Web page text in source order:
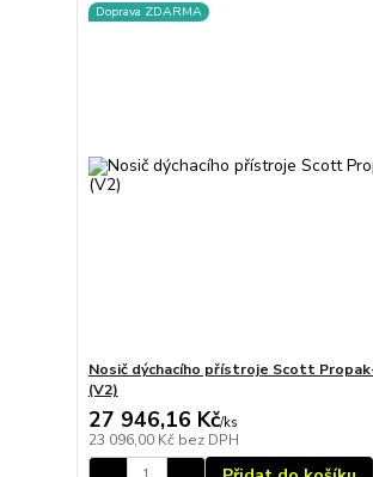
Doprava ZDARMA
Nosič dýchacího přístroje Scott
(V2)
27 946,16 Kč/ks
23 096,00 Kč bez DPH